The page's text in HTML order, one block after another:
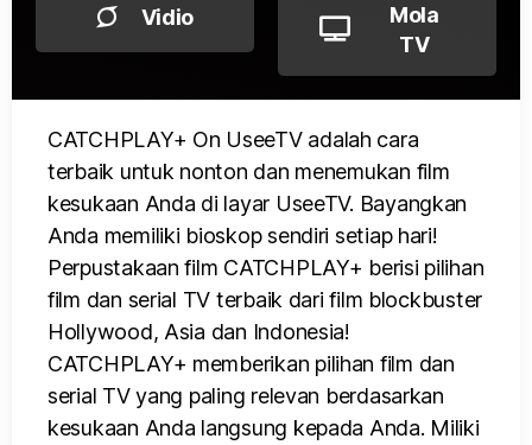
Vidio
Mola
TV
CATCHPLAY+ On UseeTV adalah cara
terbaik untuk nonton dan menemukan film
kesukaan Anda di layar UseeTV. Bayangkan
Anda memiliki bioskop sendiri setiap hari!
Perpustakaan film CATCHPLAY+ berisi pilihan
film dan serial TV terbaik dari film blockbuster
Hollywood, Asia dan Indonesia!
CATCHPLAY+ memberikan pilihan film dan
serial TV yang paling relevan berdasarkan
kesukaan Anda langsung kepada Anda. Miliki